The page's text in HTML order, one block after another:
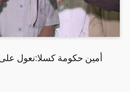
أمين حكومة كسلا:نعول على